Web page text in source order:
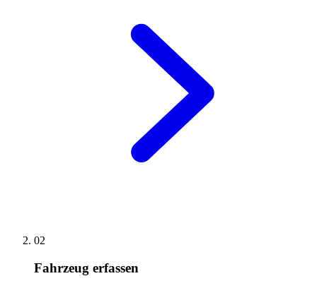
02
Fahrzeug erfassen